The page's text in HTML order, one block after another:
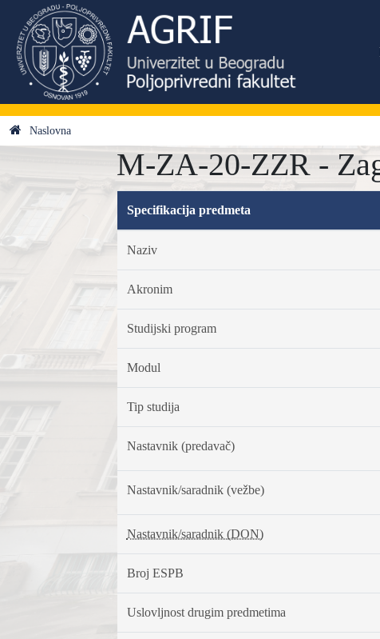
Naslovna
M-ZA-20-ZZR -
Specifikacija predmeta
Naziv
Akronim
Studijski program
Modul
Tip studija
Nastavnik (predavač)
Nastavnik/saradnik (vežbe)
Nastavnik/saradnik (DON)
Broj ESPB
Uslovljnost drugim predmetima